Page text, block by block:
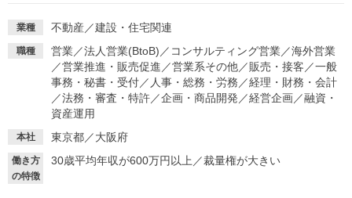
イベントを探す スカウト お知らせ
就活ノウハウ・サポート
就活支援
就活ノウハウが満載！ お役立ち記事・相談室など
業種 不動産／建設・住宅関連
職種 営業／法人営業(BtoB) ／ コンサルティング営業／海外営業
／営業推進・販売促進 ／営業系その他／販売・接客 ／一般
事務・秘書・受付／ 人事・総務・労務 ／経理・財務・会計
／法務・審査・特許／企画・商品開発 ／経営企画／融資・
資産運用
本社 東京都／大阪府
働き方
の特徴
30歳平均年収が600万円以上 ／裁量権が大きい